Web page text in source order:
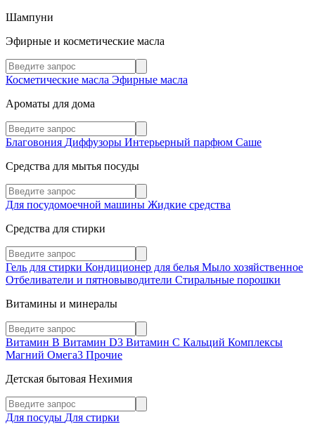
Шампуни
Эфирные и косметические масла
Косметические масла Эфирные масла
Ароматы для дома
Благовония Диффузоры Интерьерный парфюм Саше
Средства для мытья посуды
Для посудомоечной машины Жидкие средства
Средства для стирки
Гель для стирки Кондиционер для белья Мыло хозяйственное
Отбеливатели и пятновыводители Стиральные порошки
Витамины и минералы
Витамин В Витамин D3 Витамин С Кальций Комплексы
Магний Омега3 Прочие
Детская бытовая Нехимия
Для посуды Для стирки